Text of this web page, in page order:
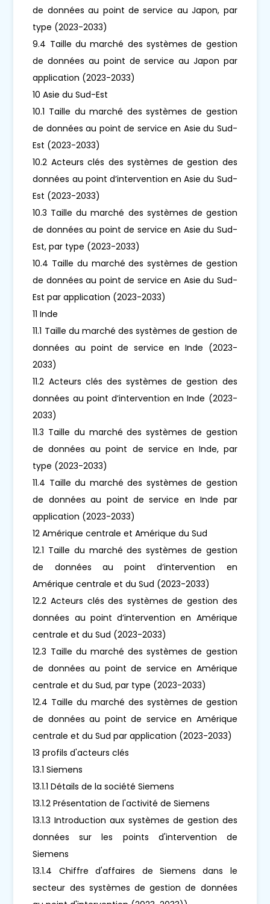
de données au point de service au Japon, par
type (2023-2033)
9.4 Taille du marché des systèmes de gestion
de données au point de service au Japon par
application (2023-2033)
10 Asie du Sud-Est
10.1 Taille du marché des systèmes de gestion
de données au point de service en Asie du Sud-
Est (2023-2033)
10.2 Acteurs clés des systèmes de gestion des
données au point d’intervention en Asie du Sud-
Est (2023-2033)
10.3 Taille du marché des systèmes de gestion
de données au point de service en Asie du Sud-
Est, par type (2023-2033)
10.4 Taille du marché des systèmes de gestion
de données au point de service en Asie du Sud-
Est par application (2023-2033)
11 Inde
11.1 Taille du marché des systèmes de gestion de
données au point de service en Inde (2023-
2033)
11.2 Acteurs clés des systèmes de gestion des
données au point d’intervention en Inde (2023-
2033)
11.3 Taille du marché des systèmes de gestion
de données au point de service en Inde, par
type (2023-2033)
11.4 Taille du marché des systèmes de gestion
de données au point de service en Inde par
application (2023-2033)
12 Amérique centrale et Amérique du Sud
12.1 Taille du marché des systèmes de gestion
de données au point d’intervention en
Amérique centrale et du Sud (2023-2033)
12.2 Acteurs clés des systèmes de gestion des
données au point d’intervention en Amérique
centrale et du Sud (2023-2033)
12.3 Taille du marché des systèmes de gestion
de données au point de service en Amérique
centrale et du Sud, par type (2023-2033)
12.4 Taille du marché des systèmes de gestion
de données au point de service en Amérique
centrale et du Sud par application (2023-2033)
13 profils d'acteurs clés
13.1 Siemens
13.1.1 Détails de la société Siemens
13.1.2 Présentation de l'activité de Siemens
13.1.3 Introduction aux systèmes de gestion des
données sur les points d'intervention de
Siemens
13.1.4 Chiffre d'affaires de Siemens dans le
secteur des systèmes de gestion de données